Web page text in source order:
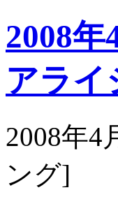
2008
アライ
2008年4
ング]